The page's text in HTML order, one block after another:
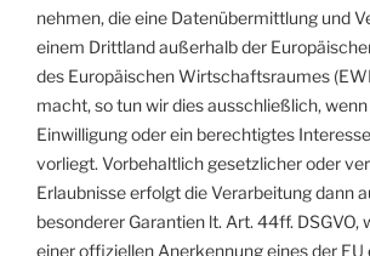
nehmen, die eine Datenübermittlung und
einem Drittland außerhalb der
des Europäischen Wirtschaftsraumes
macht, so tun wir dies ausschließlich,
Einwilligung oder ein berechtigtes
vorliegt. Vorbehaltlich gesetzlicher oder
Erlaubnisse erfolgt die Verarbeitung dann
besonderer Garantien lt. Art. 44ff. DSGVO,
einer offiziellen Anerkennung eines der